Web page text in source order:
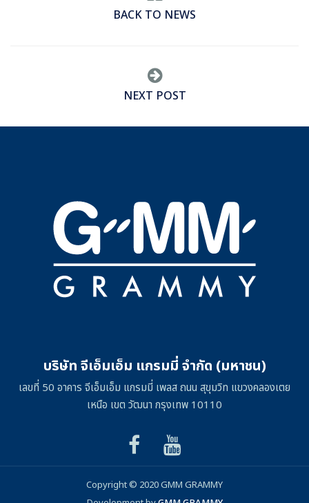
BACK TO NEWS
NEXT POST
บริษัท จีเอ็มเอ็ม แกรมมี่ จำกัด (มหาชน)
เลขที่ 50 อาคาร จีเอ็มเอ็ม แกรมมี่ เพลส ถนน สุขุมวิท แขวงคลองเตย
เหนือ เขต วัฒนา กรุงเทพ 10110
Copyright © 2020 GMM GRAMMY